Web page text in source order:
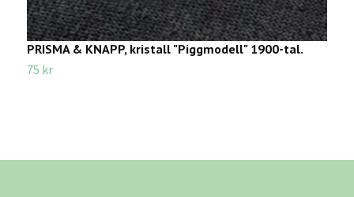
PRISMA & KNAPP, kristall "Piggmodell" 1900-tal.
75 kr